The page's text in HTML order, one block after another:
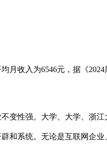
收入为6546元，据《2024
性强。大学、大学、浙江
和系统。无论是互联网企业